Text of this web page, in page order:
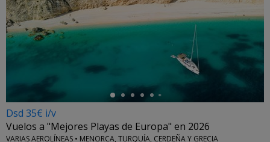
←
Dsd 35€ i/v
Vuelos a "Mejores Playas de Europa" en 2026
VARIAS AEROLÍNEAS • MENORCA, TURQUÍA, CERDEÑA Y GRECIA